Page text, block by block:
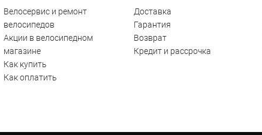
Велосервис и ремонт
велосипедов
Акции в велосипедном
магазине
Как купить
Как оплатить
Доставка
Гарантия
Возврат
Кредит и рассрочка